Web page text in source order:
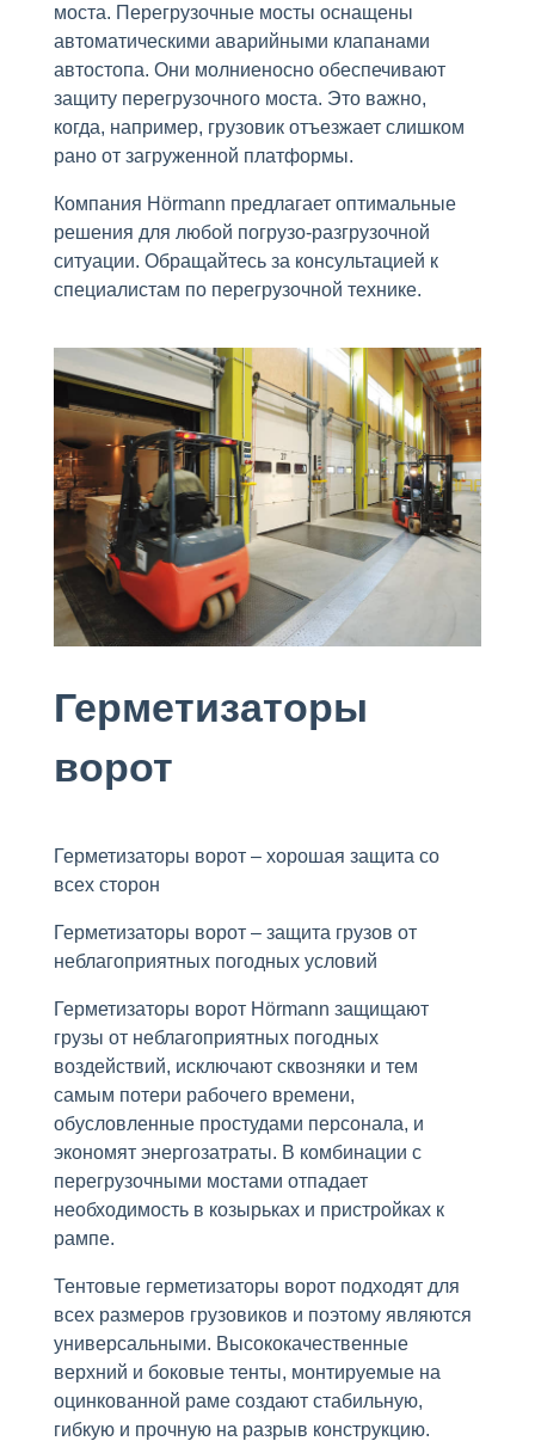
моста. Перегрузочные мосты оснащены
автоматическими аварийными клапанами
автостопа. Они молниеносно обеспечивают
защиту перегрузочного моста. Это важно,
когда, например, грузовик отъезжает слишком
рано от загруженной платформы.
Компания Hörmann предлагает оптимальные
решения для любой погрузо-разгрузочной
ситуации. Обращайтесь за консультацией к
специалистам по перегрузочной технике.
Герметизаторы
ворот
Герметизаторы ворот – хорошая защита со
всех сторон
Герметизаторы ворот – защита грузов от
неблагоприятных погодных условий
Герметизаторы ворот Hörmann защищают
грузы от неблагоприятных погодных
воздействий, исключают сквозняки и тем
самым потери рабочего времени,
обусловленные простудами персонала, и
экономят энергозатраты. В комбинации с
перегрузочными мостами отпадает
необходимость в козырьках и пристройках к
рампе.
Тентовые герметизаторы ворот подходят для
всех размеров грузовиков и поэтому являются
универсальными. Высококачественные
верхний и боковые тенты, монтируемые на
оцинкованной раме создают стабильную,
гибкую и прочную на разрыв конструкцию.